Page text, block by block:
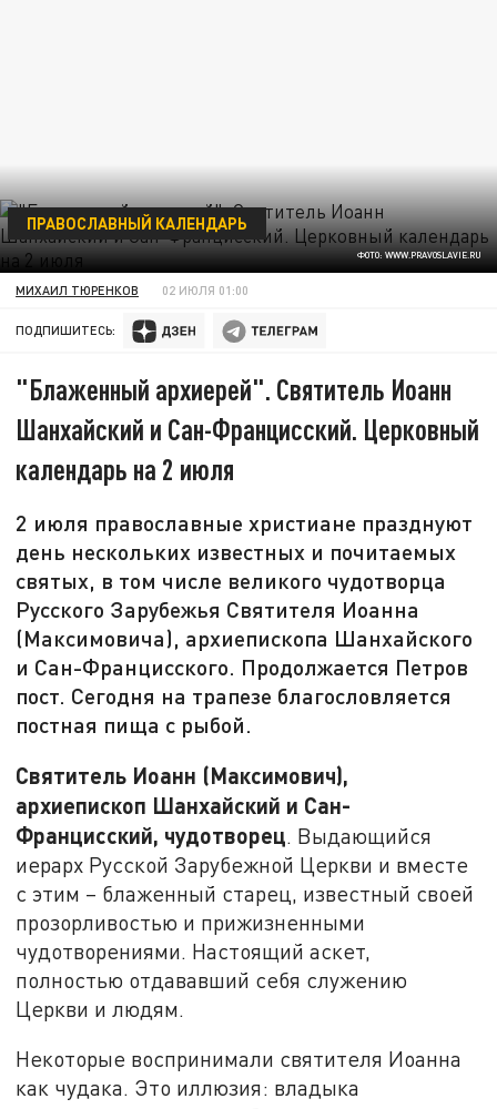
ФОТО: WWW.PRAVOSLAVIE.RU
ПРАВОСЛАВНЫЙ КАЛЕНДАРЬ
МИХАИЛ ТЮРЕНКОВ 02 ИЮЛЯ 01:00
ПОДПИШИТЕСЬ:
"Блаженный архиерей". Святитель Иоанн
Шанхайский и Сан-Францисский. Церковный
календарь на 2 июля
2 июля православные христиане празднуют
день нескольких известных и почитаемых
святых, в том числе великого чудотворца
Русского Зарубежья Святителя Иоанна
(Максимовича), архиепископа Шанхайского
и Сан-Францисского. Продолжается Петров
пост. Сегодня на трапезе благословляется
постная пища с рыбой.
Святитель Иоанн (Максимович),
архиепископ Шанхайский и Сан-
Францисский, чудотворец. Выдающийся
иерарх Русской Зарубежной Церкви и вместе
с этим – блаженный старец, известный своей
прозорливостью и прижизненными
чудотворениями. Настоящий аскет,
полностью отдававший себя служению
Церкви и людям.
Некоторые воспринимали святителя Иоанна
как чудака. Это иллюзия: владыка